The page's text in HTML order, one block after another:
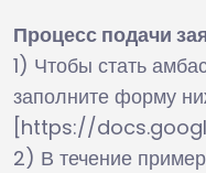
Процесс подачи
1) Чтобы стать
заполните форму
[https://
2) В течение